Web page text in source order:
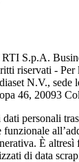
RTI S.p.A.
riservati - Per
N.V., sede
46, 20093
personali
È altresì
di data